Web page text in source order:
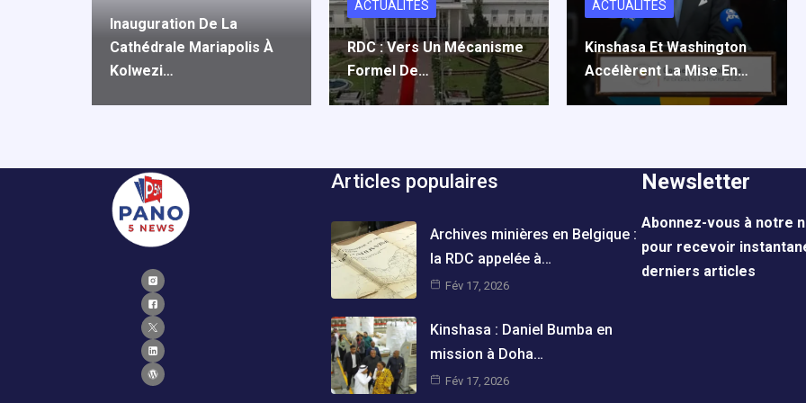
Inauguration De La
Cathédrale Mariapolis À
Kolwezi…
ACTUALITÉS
RDC : Vers Un Mécanisme
Formel De…
ACTUALITÉS
Kinshasa Et Washington
Accélèrent La Mise En…
Articles populaires
Archives minières en Belgique :
la RDC appelée à…
Fév 17, 2026
Kinshasa : Daniel Bumba en
mission à Doha…
Fév 17, 2026
Newsletter
Abonnez-vous à notre
pour recevoir
derniers articles